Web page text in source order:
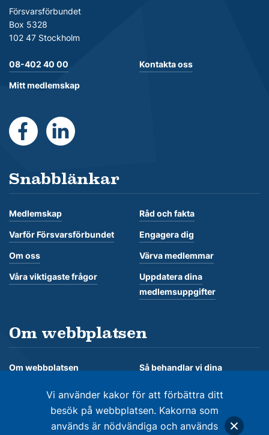
Vi använder kakor för att förbättra ditt
besök på webbplatsen. Kakorna som
används är nödvändiga och används
Försvarsförbundet
Box 5328
102 47 Stockholm
08-402 40 00
Mitt medlemskap
Kontakta oss
https://www.facebook.com/Forsvarsforbundet
https://se.linkedin.com/company/
Snabblänkar
Medlemskap
Varför Försvarsförbundet
Om oss
Våra viktigaste frågor
Råd och fakta
Engagera dig
Värva medlemmar
Uppdatera dina
medlemsuppgifter
Om webbplatsen
Om webbplatsen
Så behandlar vi dina